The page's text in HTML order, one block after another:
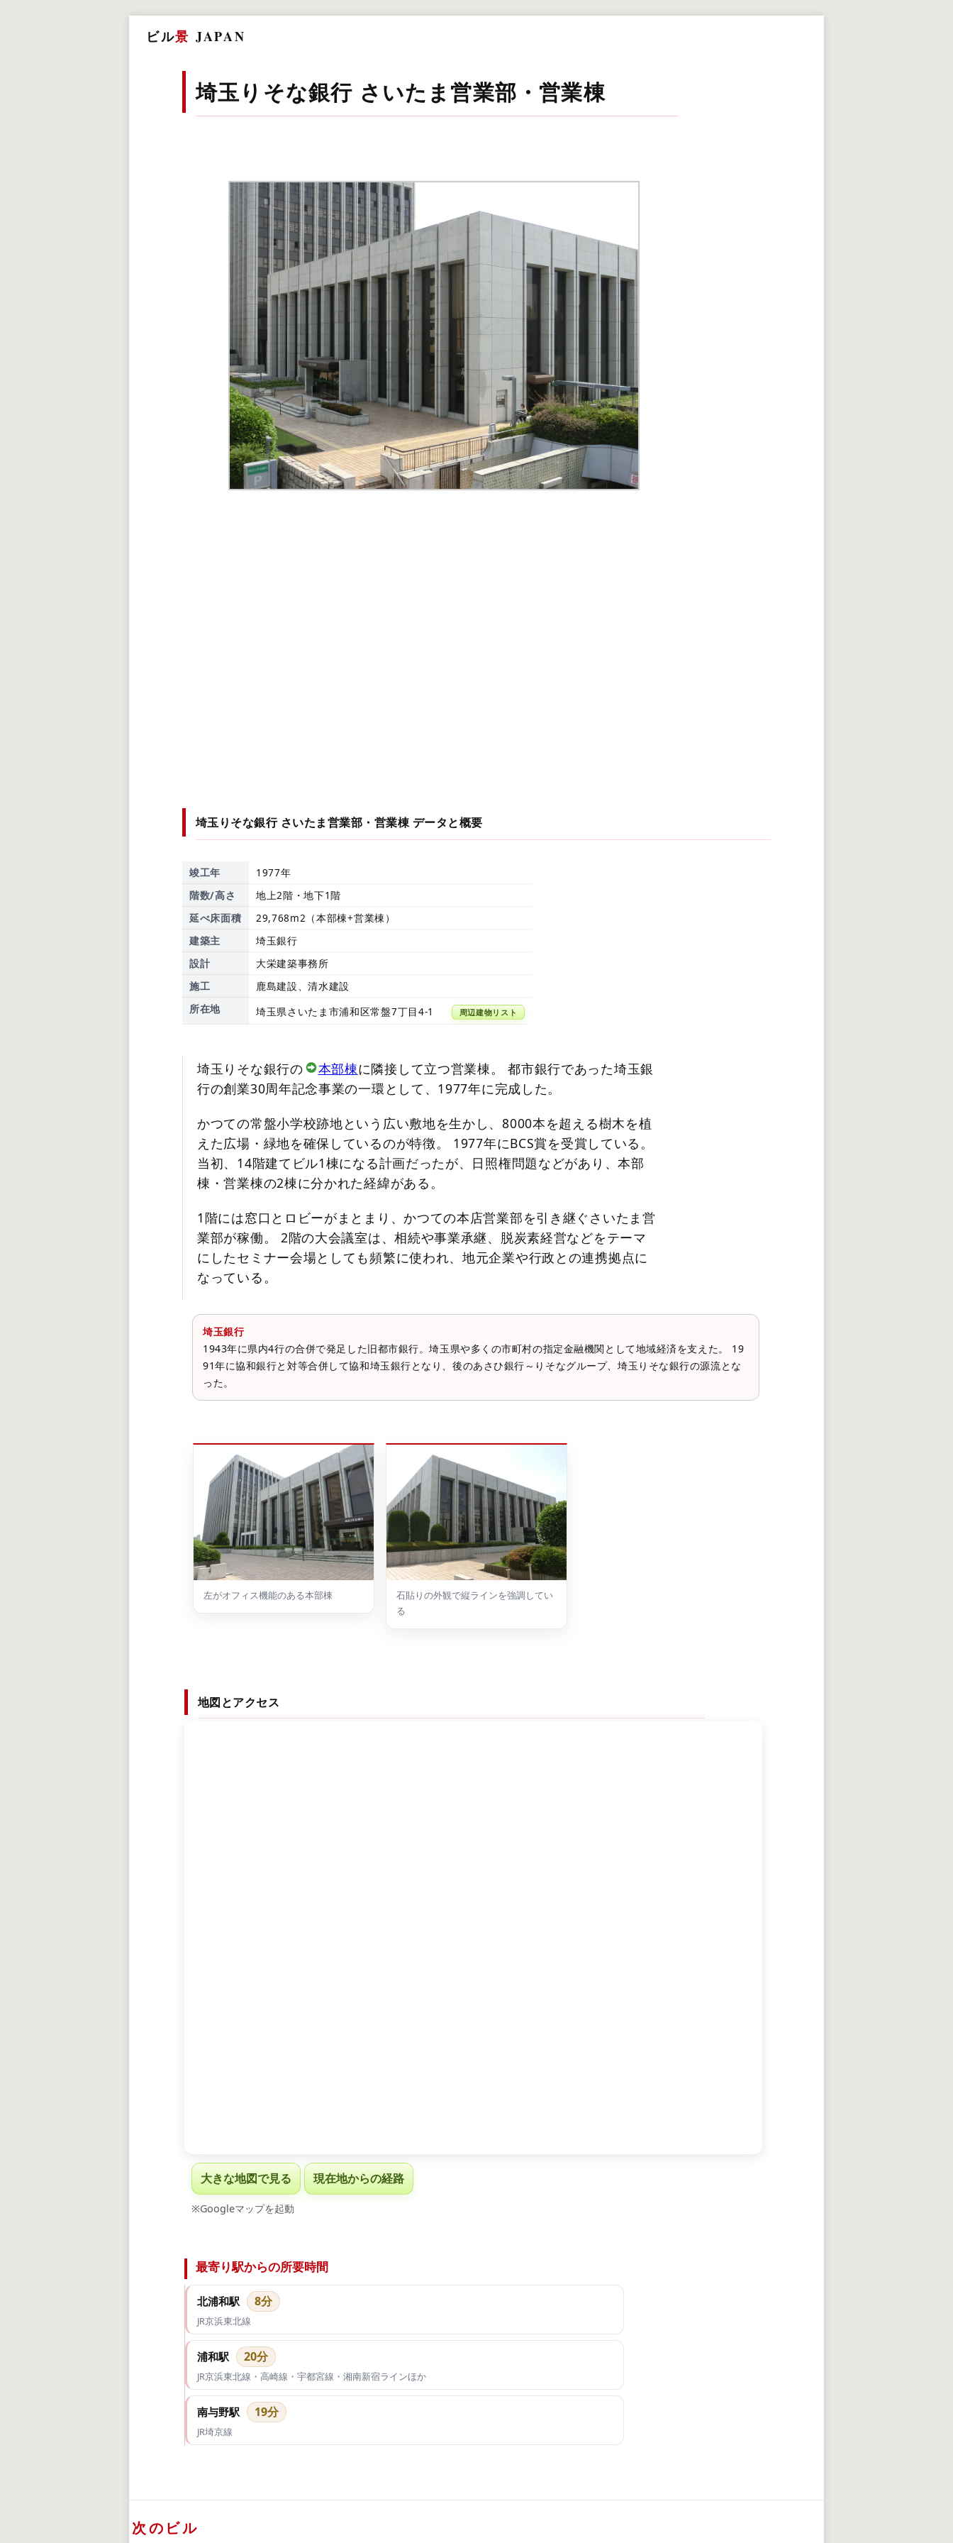
ビル景 JAPAN
埼玉りそな銀行 さいたま営業部・営業棟
埼玉りそな銀行 さいたま営業部・営業棟 データと概要
竣工年
1977年
階数/高さ
地上2階・地下1階
延べ床面積
29,768m2（本部棟+営業棟）
建築主
埼玉銀行
設計
大栄建築事務所
施工
鹿島建設、清水建設
所在地
埼玉県さいたま市浦和区常盤7丁目4-1 周辺建物リスト
埼玉りそな銀行の 本部棟に隣接して立つ営業棟。 都市銀行であった埼玉銀
行の創業30周年記念事業の一環として、1977年に完成した。
かつての常盤小学校跡地という広い敷地を生かし、8000本を超える樹木を植
えた広場・緑地を確保しているのが特徴。 1977年にBCS賞を受賞している。
当初、14階建てビル1棟になる計画だったが、日照権問題などがあり、本部
棟・営業棟の2棟に分かれた経緯がある。
1階には窓口とロビーがまとまり、かつての本店営業部を引き継ぐさいたま営
業部が稼働。 2階の大会議室は、相続や事業承継、脱炭素経営などをテーマ
にしたセミナー会場としても頻繁に使われ、地元企業や行政との連携拠点に
なっている。
埼玉銀行
1943年に県内4行の合併で発足した旧都市銀行。埼玉県や多くの市町村の指定金融機関として地域経済を支えた。 19
91年に協和銀行と対等合併して協和埼玉銀行となり、後のあさひ銀行～りそなグループ、埼玉りそな銀行の源流とな
った。
左がオフィス機能のある本部棟
石貼りの外観で縦ラインを強調してい
る
地図とアクセス
大きな地図で見る 現在地からの経路
※Googleマップを起動
最寄り駅からの所要時間
北浦和駅 8分
JR京浜東北線
浦和駅 20分
JR京浜東北線・高崎線・宇都宮線・湘南新宿ラインほか
南与野駅 19分
JR埼京線
次のビル